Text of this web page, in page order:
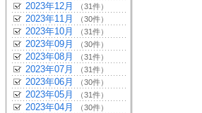
2023年12月 （31件）
2023年11月 （30件）
2023年10月 （31件）
2023年09月 （30件）
2023年08月 （31件）
2023年07月 （31件）
2023年06月 （30件）
2023年05月 （31件）
2023年04月 （30件）